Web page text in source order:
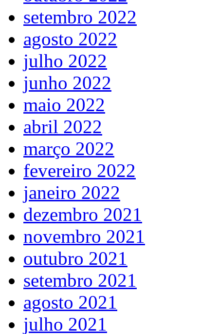
setembro 2022
agosto 2022
julho 2022
junho 2022
maio 2022
abril 2022
março 2022
fevereiro 2022
janeiro 2022
dezembro 2021
novembro 2021
outubro 2021
setembro 2021
agosto 2021
julho 2021